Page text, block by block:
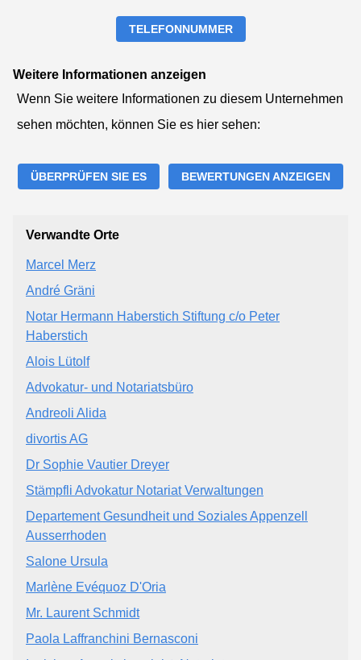
TELEFONNUMMER
Weitere Informationen anzeigen
Wenn Sie weitere Informationen zu diesem Unternehmen
sehen möchten, können Sie es hier sehen:
ÜBERPRÜFEN SIE ES BEWERTUNGEN ANZEIGEN
Verwandte Orte
Marcel Merz
André Gräni
Notar Hermann Haberstich Stiftung c/o Peter
Haberstich
Alois Lütolf
Advokatur- und Notariatsbüro
Andreoli Alida
divortis AG
Dr Sophie Vautier Dreyer
Stämpfli Advokatur Notariat Verwaltungen
Departement Gesundheit und Soziales Appenzell
Ausserrhoden
Salone Ursula
Marlène Evéquoz D'Oria
Mr. Laurent Schmidt
Paola Laffranchini Bernasconi